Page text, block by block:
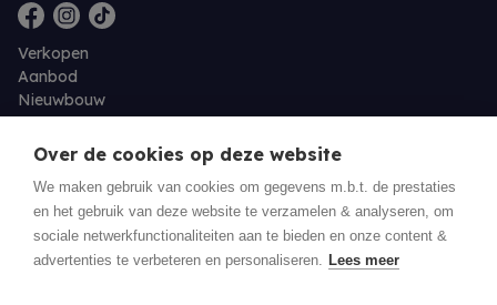
Verkopen
Aanbod
Nieuwbouw
Over ons
Contact
Eigenaarslogin
Over de cookies op deze website
We maken gebruik van cookies om gegevens m.b.t. de prestaties
en het gebruik van deze website te verzamelen & analyseren, om
sociale netwerkfunctionaliteiten aan te bieden en onze content &
advertenties te verbeteren en personaliseren. Lees meer